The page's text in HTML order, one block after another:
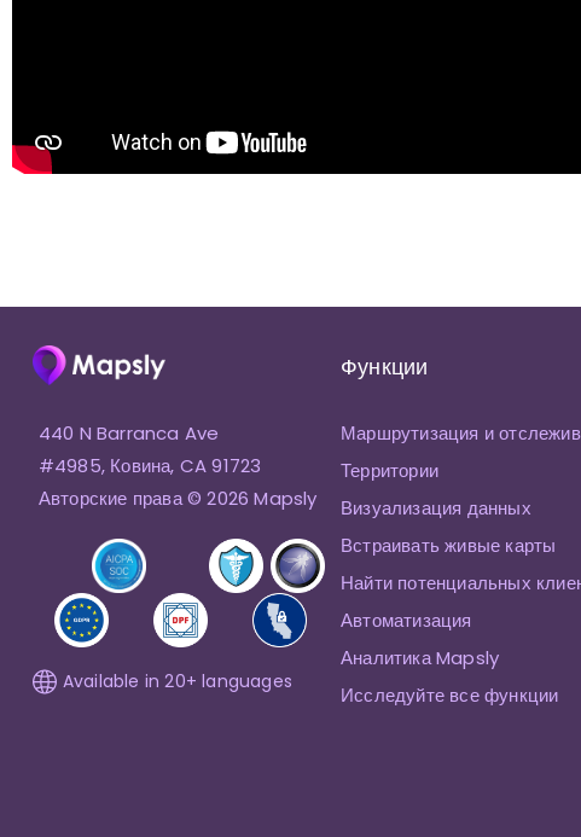
440 N Barranca Ave
#4985, Ковина, CA 91723
Авторские права © 2026 Mapsly
Available in 20+ languages
Функции
Маршрутизация и
Территории
Визуализация данных
Встраивать живые карты
Найти потенциальных
Автоматизация
Аналитика Mapsly
Исследуйте все функции